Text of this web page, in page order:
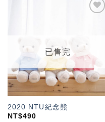
已售完
2020 NTU紀念熊
NT$490